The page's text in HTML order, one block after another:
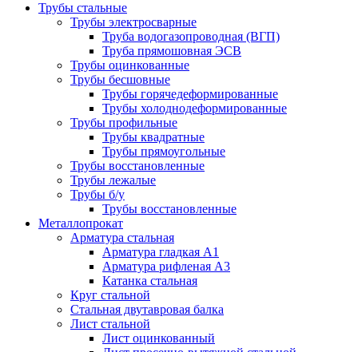
Трубы стальные
Трубы электросварные
Труба водогазопроводная (ВГП)
Труба прямошовная ЭСВ
Трубы оцинкованные
Трубы бесшовные
Трубы горячедеформированные
Трубы холоднодеформированные
Трубы профильные
Трубы квадратные
Трубы прямоугольные
Трубы восстановленные
Трубы лежалые
Трубы б/у
Трубы восстановленные
Металлопрокат
Арматура стальная
Арматура гладкая А1
Арматура рифленая А3
Катанка стальная
Круг стальной
Стальная двутавровая балка
Лист стальной
Лист оцинкованный